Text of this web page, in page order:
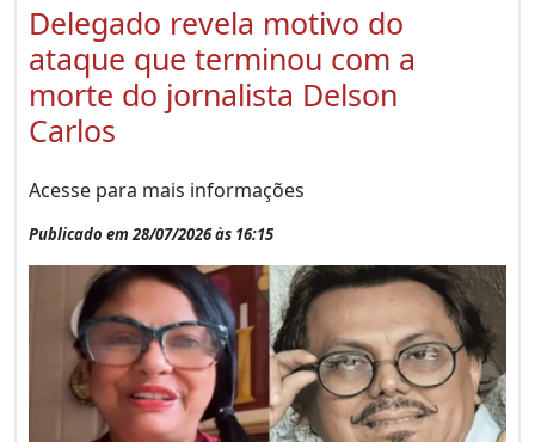
Delegado revela motivo do
ataque que terminou com a
morte do jornalista Delson
Carlos
Acesse para mais informações
Publicado em 28/07/2026 às 16:15